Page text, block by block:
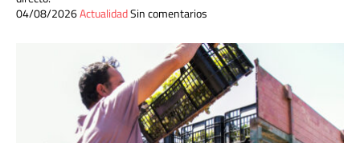
04/08/2026ActualidadSin comentarios